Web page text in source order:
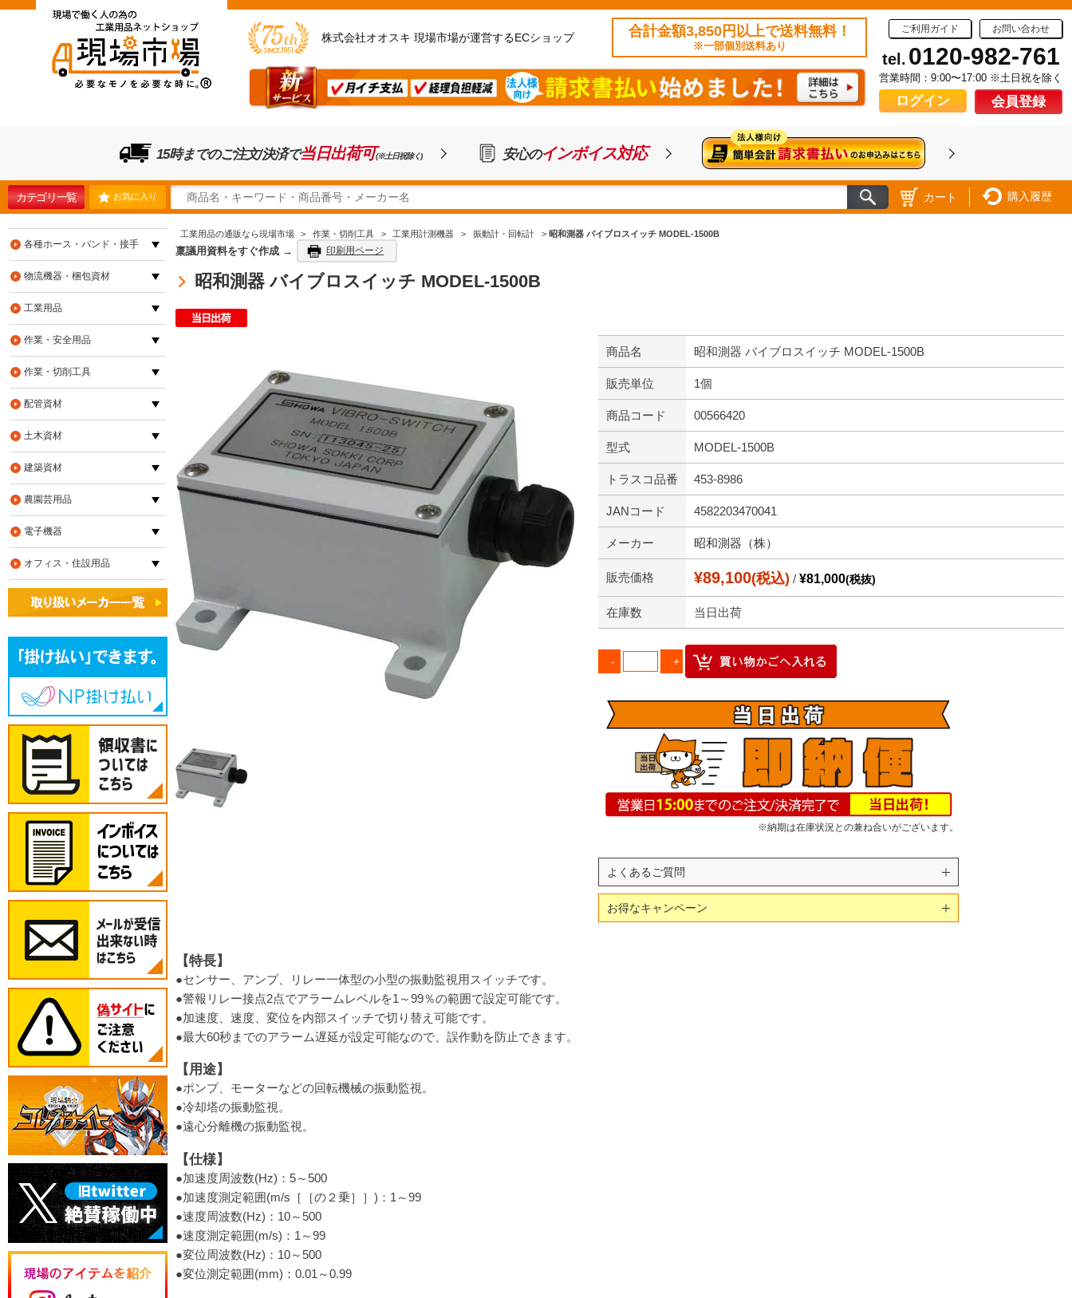
株式会社オオスキ 現場市場が運営するECショップ 合計金額3,850円以上で送料無料！
※一部個別送料あり
ご利用ガイド お問い合わせ
tel. 0120-982-761
営業時間：9:00〜17:00 ※土日祝を除く
ログイン 会員登録
15時までのご注文/決済で当日出荷可(※土日祝除く) 安心のインボイス対応
カテゴリ一覧 お気に入り カート 購入履歴
工業用品の通販なら現場市場 > 作業・切削工具 > 工業用計測機器 > 振動計・回転計 > 昭和測器 バイブロスイッチ MODEL-1500B
稟議用資料をすぐ作成 → 印刷用ページ
昭和測器 バイブロスイッチ MODEL-1500B
商品名 昭和測器 バイブロスイッチ MODEL-1500B
販売単位 1個
商品コード 00566420
型式 MODEL-1500B
トラスコ品番 453-8986
JANコード 4582203470041
メーカー 昭和測器（株）
販売価格 ¥89,100(税込) / ¥81,000(税抜)
在庫数 当日出荷
※納期は在庫状況との兼ね合いがございます。
よくあるご質問
お得なキャンペーン
【特長】
●センサー、アンプ、リレー一体型の小型の振動監視用スイッチです。
●警報リレー接点2点でアラームレベルを1～99％の範囲で設定可能です。
●加速度、速度、変位を内部スイッチで切り替え可能です。
●最大60秒までのアラーム遅延が設定可能なので、誤作動を防止できます。
【用途】
●ポンプ、モーターなどの回転機械の振動監視。
●冷却塔の振動監視。
●遠心分離機の振動監視。
【仕様】
●加速度周波数(Hz)：5～500
●加速度測定範囲(m/s［［の２乗］］)：1～99
●速度周波数(Hz)：10～500
●速度測定範囲(m/s)：1～99
●変位周波数(Hz)：10～500
●変位測定範囲(mm)：0.01～0.99
各種ホース・バンド・接手
物流機器・梱包資材
工業用品
作業・安全用品
作業・切削工具
配管資材
土木資材
建築資材
農園芸用品
電子機器
オフィス・住設用品